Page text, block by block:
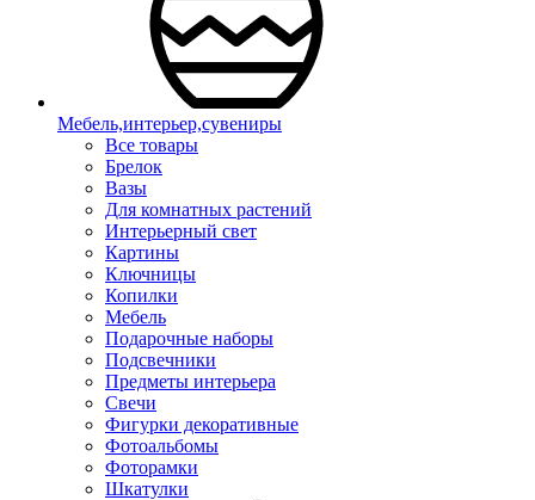
Мебель,интерьер,сувениры
Все товары
Брелок
Вазы
Для комнатных растений
Интерьерный свет
Картины
Ключницы
Копилки
Мебель
Подарочные наборы
Подсвечники
Предметы интерьера
Свечи
Фигурки декоративные
Фотоальбомы
Фоторамки
Шкатулки